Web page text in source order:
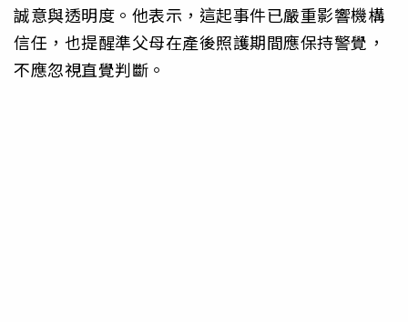
誠意與透明度。他表示，這起事件已嚴重影響機構
信任，也提醒準父母在產後照護期間應保持警覺，
不應忽視直覺判斷。